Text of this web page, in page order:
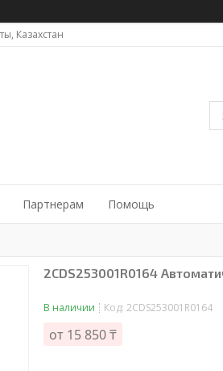
Казахстан
Партнерам Помощь
2CDS253001R0164
В наличии Код: 2CDS253001R0164
от 15 850 ₸